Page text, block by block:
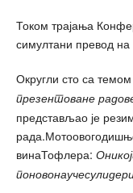
Током трајања
симултани превод на
Округли сто са темом
презентоване
представљао је
винаТофлера: